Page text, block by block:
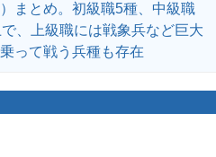
）まとめ。初級職5種、中級職
、上級職には戦象兵など巨大
って戦う兵種も存在